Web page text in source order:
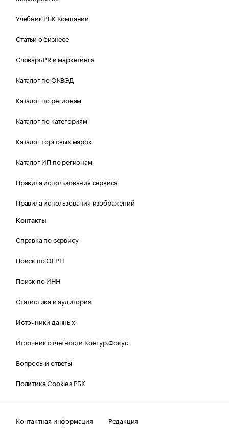
Учебник РБК Компании
Статьи о бизнесе
Словарь PR и маркетинга
Каталог по ОКВЭД
Каталог по регионам
Каталог по категориям
Каталог торговых марок
Каталог ИП по регионам
Правила использования сервиса
Правила использования изображений
Контакты
Справка по сервису
Поиск по ОГРН
Поиск по ИНН
Статистика и аудитория
Источники данных
Источник отчетности Контур.Фокус
Вопросы и ответы
Политика Cookies РБК
Контактная информация Редакция